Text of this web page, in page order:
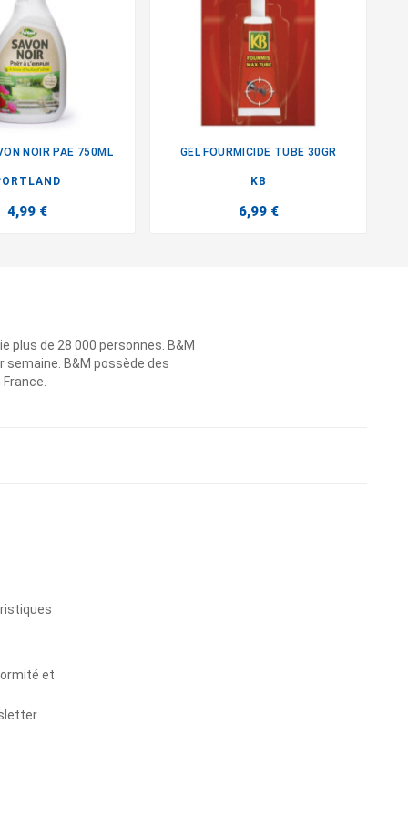
NOIR PAE 750ML
4,99 €
GEL FOURMICIDE TUBE 30GR
KB
6,99 €
plus de 28 000 personnes. B&M
B&M possède des
et